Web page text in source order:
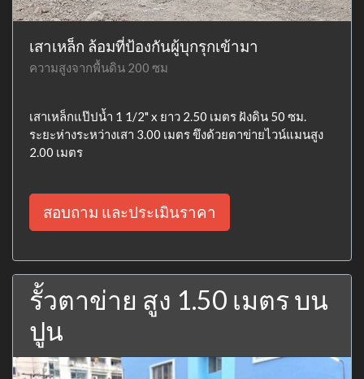
เสาเหล็ก ล้อมที่ป้องกันผู้บุกรุกเข้ามา
ความสูงจากพื้นดิน 200 ซม
เสาเหล็กแป๊ปน้ำ 1 1/2" x ยาว 2.50 เมตร ฝังดิน 50 ซม.
ระยะห่างระหว่างเสา 3.00 เมตร ขึงด้วยตาข่ายไวน์แมนสูง
2.00 เมตร
สอบถาม และประเมินราคา
รั้วตาข่าย สูง 1.50 เมตร บน
ปูน